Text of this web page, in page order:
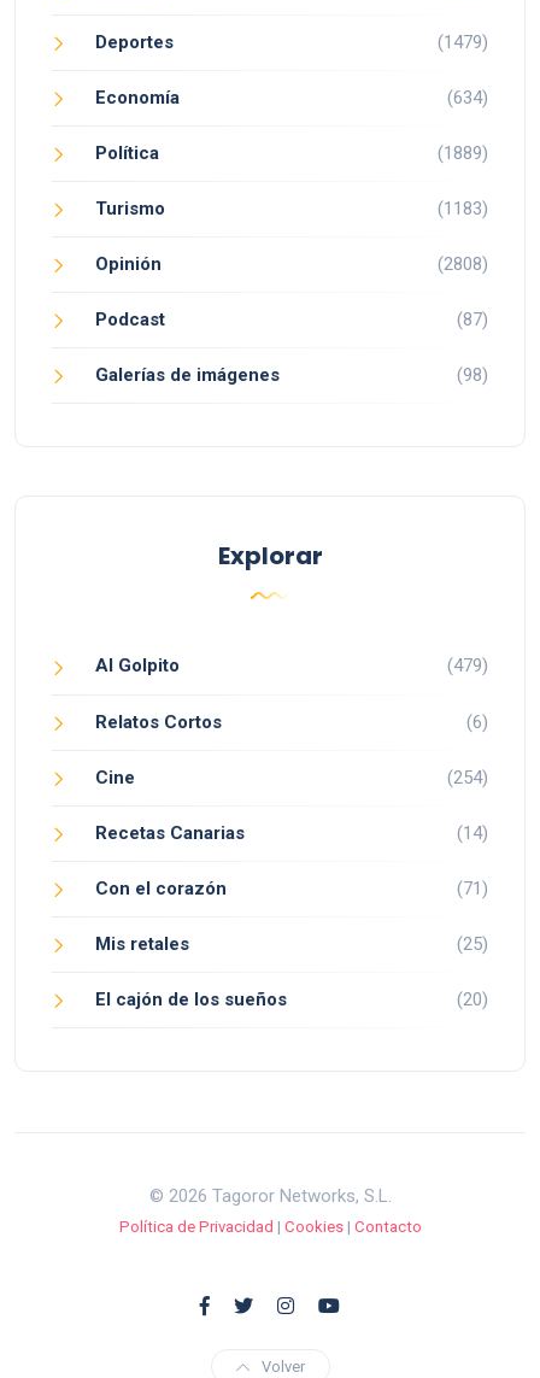
Deportes (1479)
Economía (634)
Política (1889)
Turismo (1183)
Opinión (2808)
Podcast (87)
Galerías de imágenes (98)
Explorar
Al Golpito (479)
Relatos Cortos (6)
Cine (254)
Recetas Canarias (14)
Con el corazón (71)
Mis retales (25)
El cajón de los sueños (20)
© 2026 Tagoror Networks, S.L.
Política de Privacidad | Cookies| Contacto
Volver